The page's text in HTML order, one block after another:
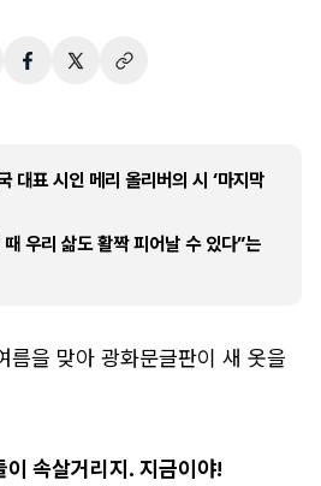
대표 시인 메리 올리버의 시 ‘마지막
우리 삶도 활짝 피어날 수 있다”는
름을 맞아 광화문글판이 새 옷을
속살거리지. 지금이야!